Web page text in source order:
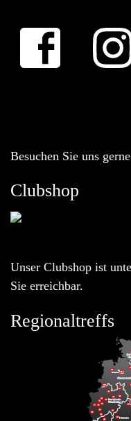
Besuchen Sie uns
Clubshop
Unser Clubshop ist
Sie erreichbar.
Regionaltreffs